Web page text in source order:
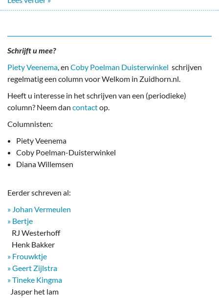
Schrijft u mee?
Piety Veenema, en Coby Poelman Duisterwinkel schrijven
regelmatig een column voor Welkom in Zuidhorn.nl.
Heeft u interesse in het schrijven van een (periodieke)
column? Neem dan contactop.
Columnisten:
Piety Veenema
Coby Poelman-Duisterwinkel
Diana Willemsen
Eerder schreven al:
» Johan Vermeulen
» Bertje
RJ Westerhoff
Henk Bakker
» Frouwktje
» Geert Zijlstra
» Tineke Kingma
​ Jasper het lam